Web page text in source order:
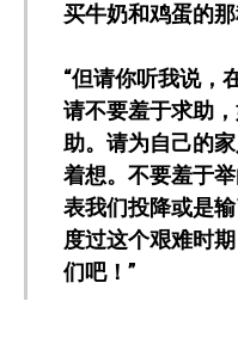
买牛奶和鸡蛋的
“但请你听我说，
请不要羞于求助
助。请为自己的
着想。不要羞于
表我们投降或是
度过这个艰难时
们吧！”